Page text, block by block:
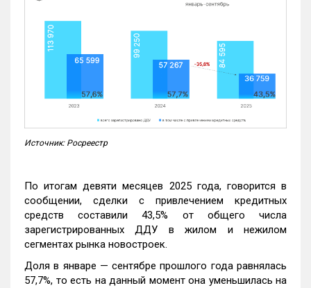
Источник: Росреестр
По итогам девяти месяцев 2025 года, говорится в
сообщении, сделки с привлечением кредитных
средств составили 43,5% от общего числа
зарегистрированных ДДУ в жилом и нежилом
сегментах рынка новостроек.
Доля в январе — сентябре прошлого года равнялась
57,7%, то есть на данный момент она уменьшилась на